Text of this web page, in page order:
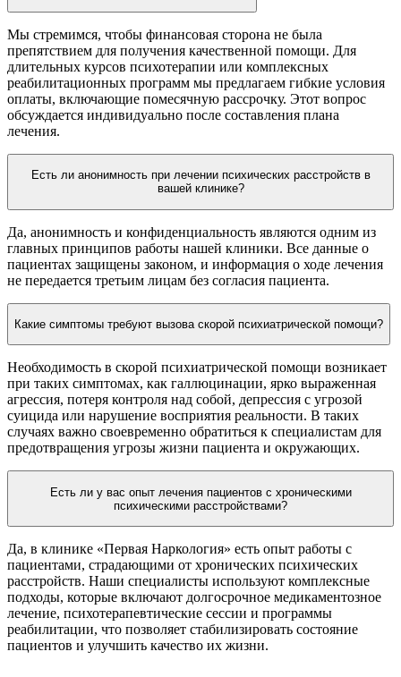
Мы стремимся, чтобы финансовая сторона не была
препятствием для получения качественной помощи. Для
длительных курсов психотерапии или комплексных
реабилитационных программ мы предлагаем гибкие условия
оплаты, включающие помесячную рассрочку. Этот вопрос
обсуждается индивидуально после составления плана
лечения.
Есть ли анонимность при лечении психических расстройств в
вашей клинике?
Да, анонимность и конфиденциальность являются одним из
главных принципов работы нашей клиники. Все данные о
пациентах защищены законом, и информация о ходе лечения
не передается третьим лицам без согласия пациента.
Какие симптомы требуют вызова скорой психиатрической помощи?
Необходимость в скорой психиатрической помощи возникает
при таких симптомах, как галлюцинации, ярко выраженная
агрессия, потеря контроля над собой, депрессия с угрозой
суицида или нарушение восприятия реальности. В таких
случаях важно своевременно обратиться к специалистам для
предотвращения угрозы жизни пациента и окружающих.
Есть ли у вас опыт лечения пациентов с хроническими
психическими расстройствами?
Да, в клинике «Первая Наркология» есть опыт работы с
пациентами, страдающими от хронических психических
расстройств. Наши специалисты используют комплексные
подходы, которые включают долгосрочное медикаментозное
лечение, психотерапевтические сессии и программы
реабилитации, что позволяет стабилизировать состояние
пациентов и улучшить качество их жизни.